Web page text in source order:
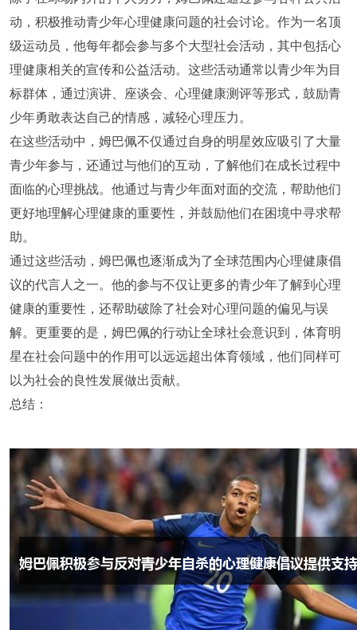
动，积极推动青少年心理健康问题的社会讨论。作为一名顶
级运动员，他每年都会参与多个大型社会活动，其中包括心
理健康相关的宣传和公益活动。这些活动通常以青少年为目
标群体，通过演讲、座谈会、心理健康测评等形式，鼓励青
少年勇敢表达自己的情感，减轻心理压力。
在这些活动中，姆巴佩不仅通过自身的明星效应吸引了大量
青少年参与，还通过与他们的互动，了解他们在成长过程中
面临的心理挑战。他通过与青少年面对面的交流，帮助他们
更好地理解心理健康的重要性，并鼓励他们在困境中寻求帮
助。
通过这些活动，姆巴佩也逐渐成为了全球范围内心理健康倡
议的代言人之一。他的参与不仅让更多的青少年了解到心理
健康的重要性，还帮助破除了社会对心理问题的偏见与误
解。更重要的是，姆巴佩的行动让全球社会意识到，体育明
星在社会问题中的作用可以远远超出体育领域，他们同样可
以为社会的良性发展做出贡献。
总结：